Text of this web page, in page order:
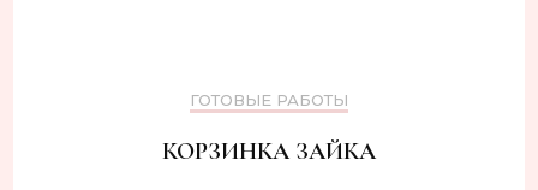
ГОТОВЫЕ РАБОТЫ
КОРЗИНКА ЗАЙКА